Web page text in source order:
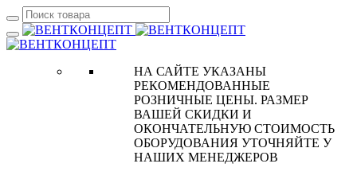
НА САЙТЕ УКАЗАНЫ
РЕКОМЕНДОВАННЫЕ
РОЗНИЧНЫЕ ЦЕНЫ. РАЗМЕР
ВАШЕЙ СКИДКИ И
ОКОНЧАТЕЛЬНУЮ СТОИМОСТЬ
ОБОРУДОВАНИЯ УТОЧНЯЙТЕ У
НАШИХ МЕНЕДЖЕРОВ